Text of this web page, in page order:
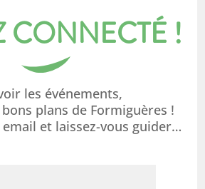
CONNECTÉ !
les événements,
plans de Formiguères !
et laissez-vous guider…